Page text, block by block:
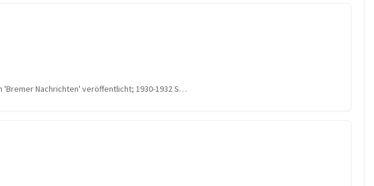
'Bremer Nachrichten' veröffentlicht; 1930-1932 S…